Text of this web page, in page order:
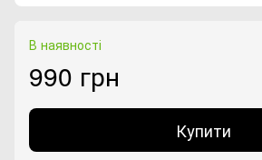
В наявності
990 грн
Купити